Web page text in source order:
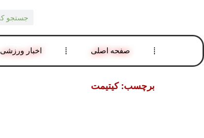
صفحه اصلی اخبار ورزشی
برچسب: کیتیمت